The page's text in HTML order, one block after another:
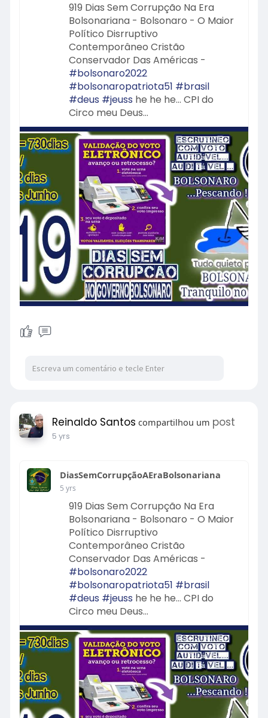
919 Dias Sem Corrupção Na Era
Bolsonariana - Bolsonaro - O Maior
Político Disrruptivo
Contemporâneo Cristão
Conservador Das Américas -
#bolsonaro2022
#bolsonaropatriota51 #brasil
#deus #jeuss he he he... CPI do
Circo meu Deus...
Reinaldo Santos compartilhou um post
5 yrs
DiasSemCorrupçãoAEraBolsonariana
5 yrs
919 Dias Sem Corrupção Na Era
Bolsonariana - Bolsonaro - O Maior
Político Disrruptivo
Contemporâneo Cristão
Conservador Das Américas -
#bolsonaro2022
#bolsonaropatriota51 #brasil
#deus #jeuss he he he... CPI do
Circo meu Deus...